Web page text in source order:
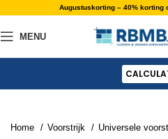
Augustuskorting – 40% korting
MENU
Home Voorstrijk Universele